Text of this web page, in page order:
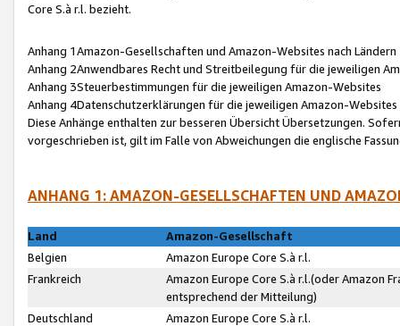
Core S.à r.l. bezieht.
Anhang 1Amazon-Gesellschaften und Amazon-Websites nach Ländern
Anhang 2Anwendbares Recht und Streitbeilegung für die jeweiligen
Anhang 3Steuerbestimmungen für die jeweiligen Amazon-Websites
Anhang 4Datenschutzerklärungen für die jeweiligen Amazon-Websites
Diese Anhänge enthalten zur besseren Übersicht Übersetzungen.
vorgeschrieben ist, gilt im Falle von Abweichungen die englische
ANHANG 1: AMAZON-GESELLSCHAFTEN UND
Land
Amazon-Gesellschaft
Belgien
Amazon Europe Core S.à r.l.
Frankreich
Amazon Europe Core S.à r.l.(oder Amazon
entsprechend der Mitteilung)
Deutschland
Amazon Europe Core S.à r.l.